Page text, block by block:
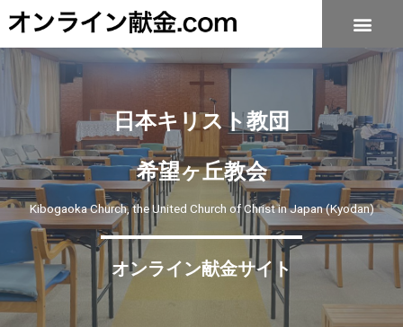
日本キリスト教団
希望ヶ丘教会
Kibogaoka Church, the United Church of Christ in Japan (Kyodan)
オンライン献金サイト